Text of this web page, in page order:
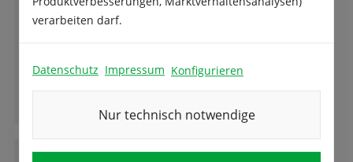
Absolut empfehlenswert! Freundlicher und
kompetenter Service, tolle Qualität und
verarbeiten darf.
Datenschutz Impressum Konfigurieren
Nur technisch notwendige